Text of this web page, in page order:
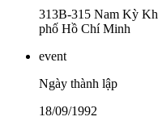
313B-315 Nam Kỳ
phố Hồ Chí Minh
event
Ngày thành lập
18/09/1992